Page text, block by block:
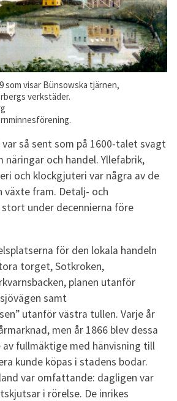
som visar Bünsowska tjärnen,
verkstäder.
så sent som på 1600-talet svagt
och handel. Yllefabrik,
och klockgjuteri var några av de
växte fram. Detalj- och
under decennierna före
för den lokala handeln
torget, Sotkroken,
planen utanför
samt
utanför västra tullen. Varje år
men år 1866 blev dessa
fullmäktige med hänvisning till
kunde köpas i stadens bodar.
var omfattande: dagligen var
i rörelse. De inrikes